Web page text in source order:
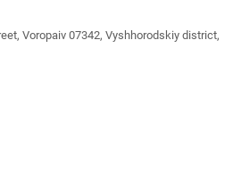
Voropaiv 07342, Vyshhorodskiy district,